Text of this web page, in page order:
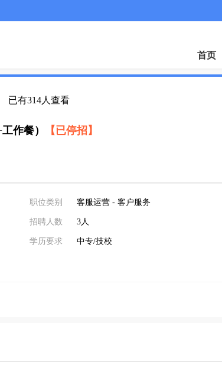
首页
已有314人查看
作餐） 【已停招】
职位类别 客服运营 - 客户服务
招聘人数 3人
学历要求 中专/技校